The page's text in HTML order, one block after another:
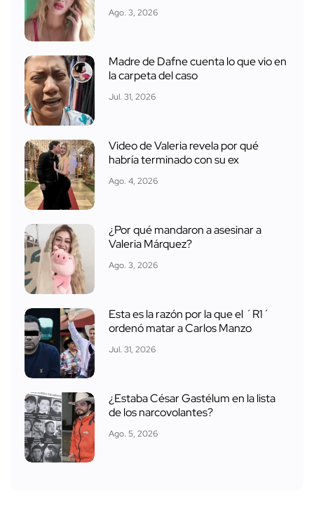
Ago. 3, 2026
Madre de Dafne cuenta lo que vio en
la carpeta del caso
Jul. 31, 2026
Video de Valeria revela por qué
habría terminado con su ex
Ago. 4, 2026
¿Por qué mandaron a asesinar a
Valeria Márquez?
Ago. 3, 2026
Esta es la razón por la que el ´R1´
ordenó matar a Carlos Manzo
Jul. 31, 2026
¿Estaba César Gastélum en la lista
de los narcovolantes?
Ago. 5, 2026